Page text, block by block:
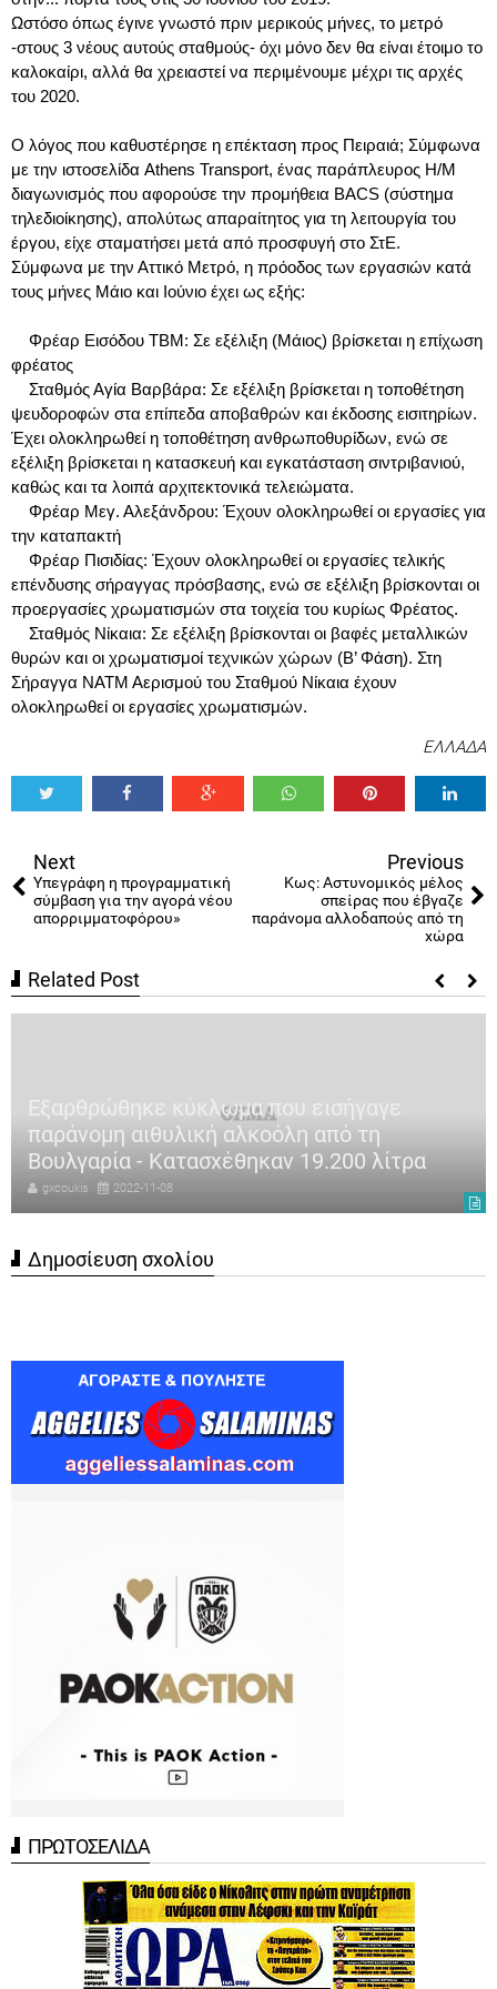
Ωστόσο όπως έγινε γνωστό πριν μερικούς μήνες, το μετρό
-στους 3 νέους αυτούς σταθμούς- όχι μόνο δεν θα είναι έτοιμο το
καλοκαίρι, αλλά θα χρειαστεί να περιμένουμε μέχρι τις αρχές
του 2020.
Ο λόγος που καθυστέρησε η επέκταση προς Πειραιά; Σύμφωνα
με την ιστοσελίδα Athens Transport, ένας παράπλευρος Η/Μ
διαγωνισμός που αφορούσε την προμήθεια BACS (σύστημα
τηλεδιοίκησης), απολύτως απαραίτητος για τη λειτουργία του
έργου, είχε σταματήσει μετά από προσφυγή στο ΣτΕ.
Σύμφωνα με την Αττικό Μετρό, η πρόοδος των εργασιών κατά
τους μήνες Μάιο και Ιούνιο έχει ως εξής:
Φρέαρ Εισόδου ΤΒΜ: Σε εξέλιξη (Μάιος) βρίσκεται η επίχωση
φρέατος
Σταθμός Αγία Βαρβάρα: Σε εξέλιξη βρίσκεται η τοποθέτηση
ψευδοροφών στα επίπεδα αποβαθρών και έκδοσης εισιτηρίων.
Έχει ολοκληρωθεί η τοποθέτηση ανθρωποθυρίδων, ενώ σε
εξέλιξη βρίσκεται η κατασκευή και εγκατάσταση σιντριβανιού,
καθώς και τα λοιπά αρχιτεκτονικά τελειώματα.
Φρέαρ Μεγ. Αλεξάνδρου: Έχουν ολοκληρωθεί οι εργασίες για
την καταπακτή
Φρέαρ Πισιδίας: Έχουν ολοκληρωθεί οι εργασίες τελικής
επένδυσης σήραγγας πρόσβασης, ενώ σε εξέλιξη βρίσκονται οι
προεργασίες χρωματισμών στα τοιχεία του κυρίως Φρέατος.
Σταθμός Νίκαια: Σε εξέλιξη βρίσκονται οι βαφές μεταλλικών
θυρών και οι χρωματισμοί τεχνικών χώρων (Β’ Φάση). Στη
Σήραγγα ΝΑΤΜ Αερισμού του Σταθμού Νίκαια έχουν
ολοκληρωθεί οι εργασίες χρωματισμών.
ΕΛΛΑΔΑ
Next
Υπεγράφη η προγραμματική
σύμβαση για την αγορά νέου
απορριμματοφόρου»
Previous
Κως: Αστυνομικός μέλος
σπείρας που έβγαζε
παράνομα αλλοδαπούς από τη
χώρα
Related Post
Εξαρθρώθηκε κύκλωμα που εισήγαγε
παράνομη αιθυλική αλκοόλη από τη
Βουλγαρία - Κατασχέθηκαν 19.200 λίτρα
gxcoukis 2022-11-08
Δημοσίευση σχολίου
ΠΡΩΤΟΣΕΛΙΔΑ